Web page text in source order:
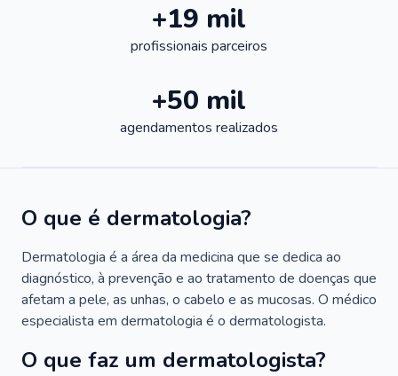
+19 mil
profissionais parceiros
+50 mil
agendamentos realizados
O que é dermatologia?
Dermatologia é a área da medicina que se dedica ao
diagnóstico, à prevenção e ao tratamento de doenças que
afetam a pele, as unhas, o cabelo e as mucosas. O médico
especialista em dermatologia é o dermatologista.
O que faz um dermatologista?